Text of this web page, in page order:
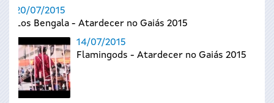
20/07/2015
Los Bengala - Atardecer no Gaiás 2015
14/07/2015
Flamingods - Atardecer no Gaiás 2015